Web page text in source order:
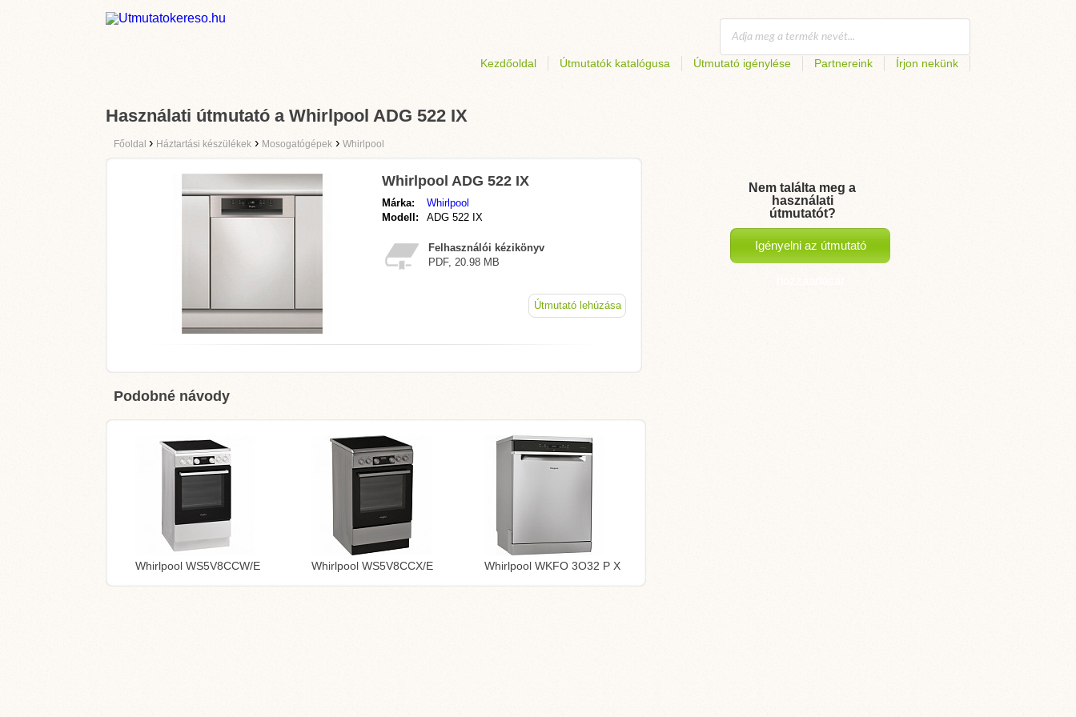
Kezdőoldal Útmutatók katalógusa Útmutató igénylése Partnereink Írjon nekünk
Használati útmutató a Whirlpool ADG 522 IX
Főoldal › Háztartási készülékek › Mosogatógépek › Whirlpool
Whirlpool ADG 522 IX
Márka:
Whirlpool
Modell:
ADG 522 IX
Felhasználói kézikönyv
PDF, 20.98 MB
Útmutató lehúzása
Podobné návody
Whirlpool WS5V8CCW/E Whirlpool WS5V8CCX/E Whirlpool WKFO 3O32 P X
Nem találta meg a
használati
útmutatót?
Igényelni az útmutató